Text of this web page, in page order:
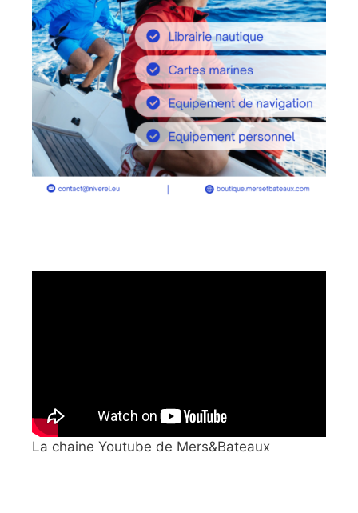
La chaine Youtube de Mers&Bateaux